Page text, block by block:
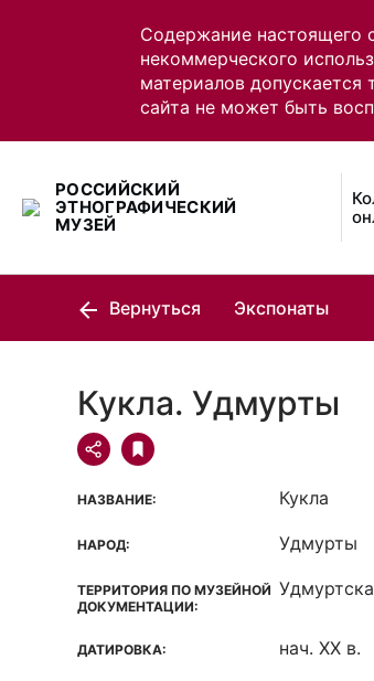
Содержание настоящего
некоммерческого
материалов
сайта не может быть
РОССИЙСКИЙ
ЭТНОГРАФИЧЕСКИЙ
МУЗЕЙ
Вернуться Экспонаты
Кукла. Удмурты
НАЗВАНИЕ: Кукла
НАРОД: Удмурты
ТЕРРИТОРИЯ ПО МУЗЕЙНОЙ
ДОКУМЕНТАЦИИ:
ДАТИРОВКА: нач. XX в.